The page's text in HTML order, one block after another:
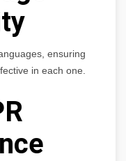
ensuring
in each one.